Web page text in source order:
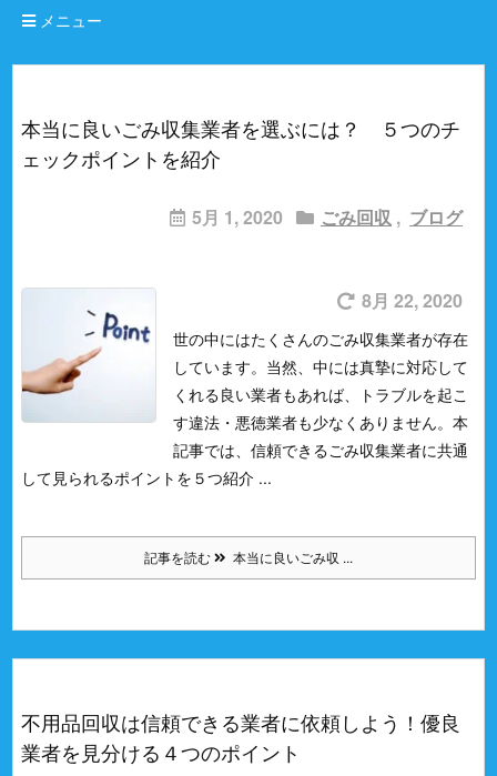
メニュー
本当に良いごみ収集業者を選ぶには？ ５つのチ
ェックポイントを紹介
5月 1, 2020 ごみ回収 , ブログ
8月 22, 2020
世の中にはたくさんのごみ収集業者が存在
しています。当然、中には真摯に対応して
くれる良い業者もあれば、トラブルを起こ
す違法・悪徳業者も少なくありません。 本
記事では、信頼できるごみ収集業者に共通
して見られるポイントを５つ紹介 ...
記事を読む 本当に良いごみ収 ...
不用品回収は信頼できる業者に依頼しよう！優良
業者を見分ける４つのポイント